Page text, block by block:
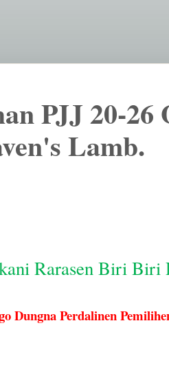
PJJ 20-26
Lamb.
Rarasen Biri Biri
Dungna Perdalinen